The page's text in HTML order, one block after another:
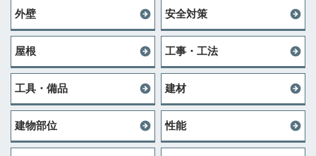
外壁 安全対策
屋根 工事・工法
工具・備品 建材
建物部位 性能